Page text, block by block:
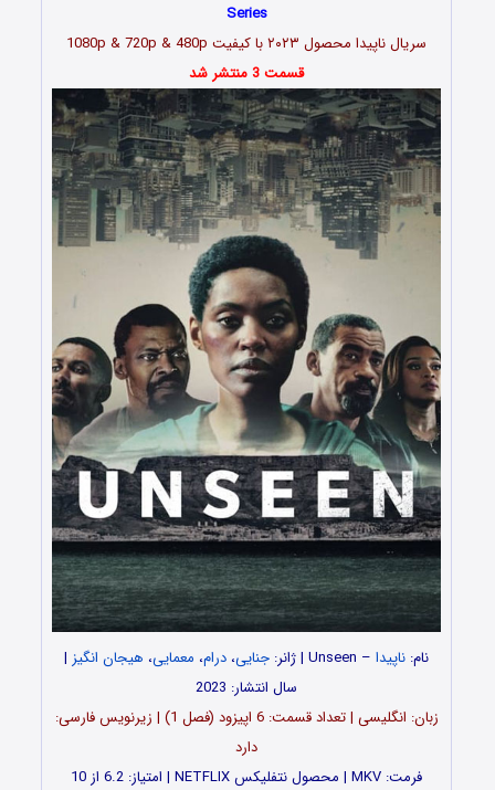
Series
سریال ناپیدا محصول ۲۰۲۳ با کیفیت 1080p & 720p & 480p
قسمت 3 منتشر شد
نام: ناپیدا – Unseen | ژانر: جنایی، درام، معمایی، هیجان انگیز |
سال انتشار: 2023
زبان: انگلیسی | تعداد قسمت‌‌‌‌: 6 اپیزود (فصل 1) | زیرنویس فارسی:
دارد
فرمت: MKV | محصول نتفلیکس NETFLIX | امتیاز: 6.2 از 10